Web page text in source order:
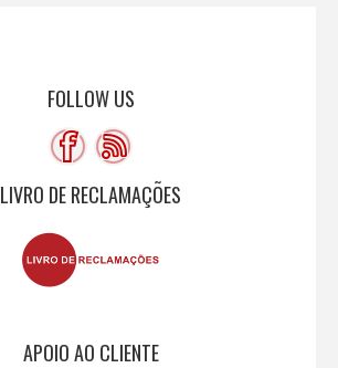
FOLLOW US
LIVRO DE RECLAMAÇÕES
APOIO AO CLIENTE